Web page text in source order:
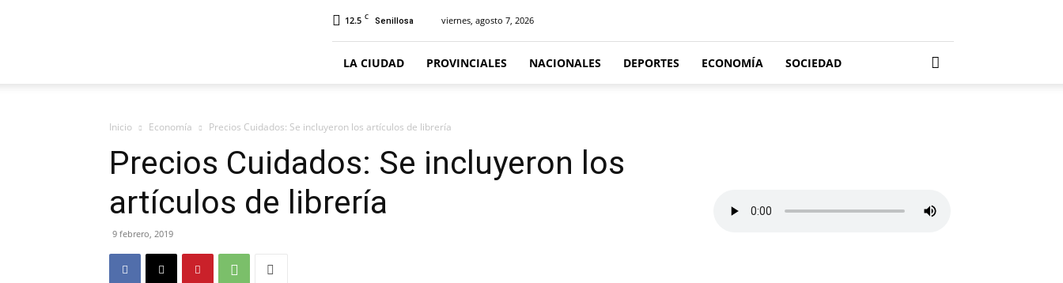
12.5 C Senillosa viernes, agosto 7, 2026
LA CIUDAD PROVINCIALES NACIONALES DEPORTES ECONOMÍA SOCIEDAD
Inicio Economía Precios Cuidados: Se incluyeron los artículos de librería
Precios Cuidados: Se incluyeron los
artículos de librería
9 febrero, 2019